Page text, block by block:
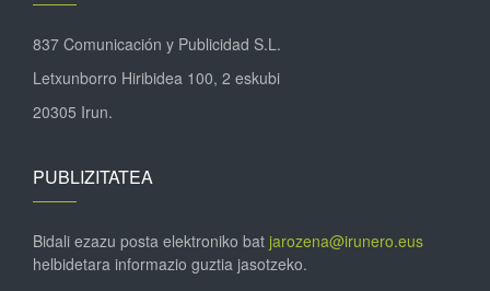
837 Comunicación y Publicidad S.L.
Letxunborro Hiribidea 100, 2 eskubi
20305 Irun.
PUBLIZITATEA
Bidali ezazu posta elektroniko bat jarozena@irunero.eus
helbidetara informazio guztia jasotzeko.